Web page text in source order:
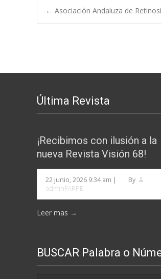
entradas
← Asociación Andaluza de
Última Revista
¡Recibimos con ilusión a la
nueva Revista Visión 68!
22 junio, 2026 9:34 am |
By
adminFARPE
Leer mas →
BUSCAR Palabra o